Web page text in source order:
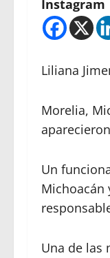
Instagram
Liliana
Morelia,
Un
Michoacán
Una de las